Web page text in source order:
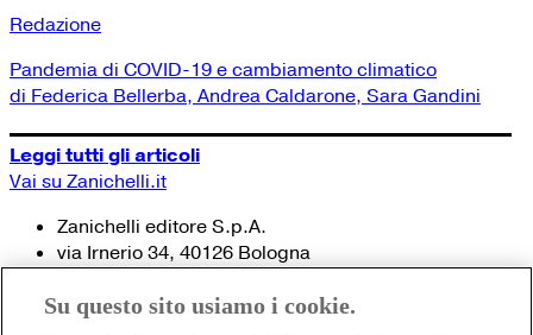
Redazione
Pandemia di COVID-19 e cambiamento climatico
di Federica Bellerba, Andrea Caldarone, Sara Gandini
Leggi tutti gli articoli
Vai su Zanichelli.it
Zanichelli editore S.p.A.
via Irnerio 34, 40126 Bologna
Tel. 051- 293.111 / 245.024
Su questo sito usiamo i cookie.